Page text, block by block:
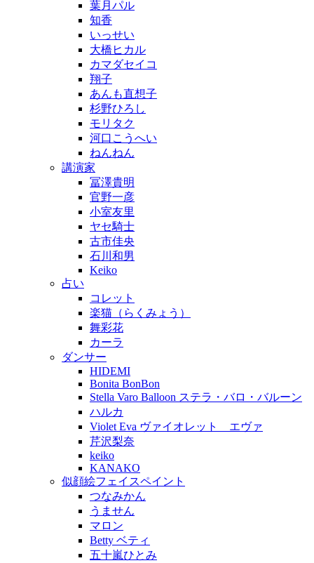
葉月パル
知香
いっせい
大橋ヒカル
カマダセイコ
翔子
あんも直想子
杉野ひろし
モリタク
河口こうへい
ねんねん
講演家
冨澤貴明
官野一彦
小室友里
ヤセ騎士
古市佳央
石川和男
Keiko
占い
コレット
楽猫（らくみょう）
舞彩花
カーラ
ダンサー
HIDEMI
Bonita BonBon
Stella Varo Balloon ステラ・バロ・バルーン
ハルカ
Violet Eva ヴァイオレット エヴァ
芹沢梨奈
keiko
KANAKO
似顔絵フェイスペイント
つなみかん
うません
マロン
Betty ベティ
五十嵐ひとみ